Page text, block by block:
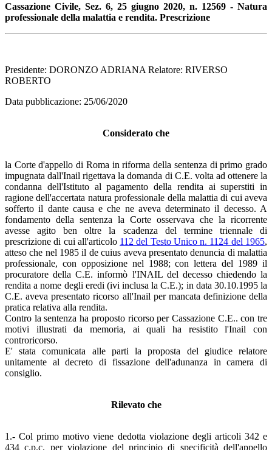
Cassazione Civile, Sez. 6, 25 giugno 2020, n. 12569 - Natura
professionale della malattia e rendita. Prescrizione
Presidente: DORONZO ADRIANA Relatore: RIVERSO
ROBERTO
Data pubblicazione: 25/06/2020
Considerato che
la Corte d'appello di Roma in riforma della sentenza di primo grado
impugnata dall'Inail rigettava la domanda di C.E. volta ad ottenere la
condanna dell'Istituto al pagamento della rendita ai superstiti in
ragione dell'accertata natura professionale della malattia di cui aveva
sofferto il dante causa e che ne aveva determinato il decesso. A
fondamento della sentenza la Corte osservava che la ricorrente
avesse agito ben oltre la scadenza del termine triennale di
prescrizione di cui all'articolo 112 del Testo Unico n. 1124 del 1965,
atteso che nel 1985 il de cuius aveva presentato denuncia di malattia
professionale, con opposizione nel 1988; con lettera del 1989 il
procuratore della C.E. informò l'INAIL del decesso chiedendo la
rendita a nome degli eredi (ivi inclusa la C.E.); in data 30.10.1995 la
C.E. aveva presentato ricorso all'Inail per mancata definizione della
pratica relativa alla rendita.
Contro la sentenza ha proposto ricorso per Cassazione C.E.. con tre
motivi illustrati da memoria, ai quali ha resistito l'Inail con
controricorso.
E' stata comunicata alle parti la proposta del giudice relatore
unitamente al decreto di fissazione dell'adunanza in camera di
consiglio.
Rilevato che
1.- Col primo motivo viene dedotta violazione degli articoli 342 e
434 c.p.c. per violazione del principio di specificità dell'appello